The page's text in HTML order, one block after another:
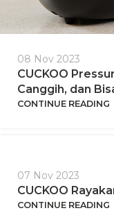
08 Nov 2023
CUCKOO
Canggih, dan
CONTINUE READING
07 Nov 2023
CUCKOO
CONTINUE READING